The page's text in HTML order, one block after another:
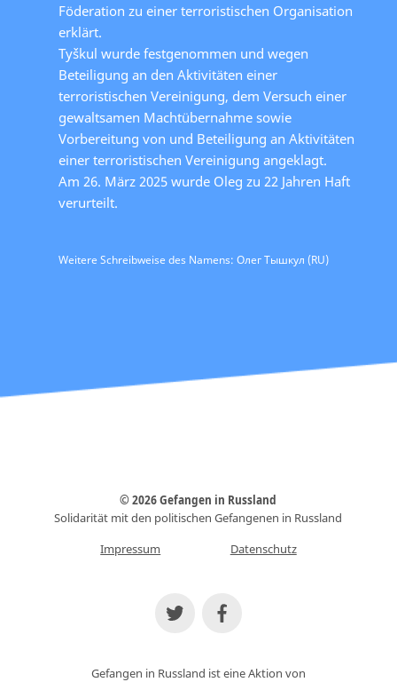
Föderation zu einer terroristischen Organisation
erklärt.
Tyškul wurde festgenommen und wegen
Beteiligung an den Aktivitäten einer
terroristischen Vereinigung, dem Versuch einer
gewaltsamen Machtübernahme sowie
Vorbereitung von und Beteiligung an Aktivitäten
einer terroristischen Vereinigung angeklagt.
Am 26. März 2025 wurde Oleg zu 22 Jahren Haft
verurteilt.
Weitere Schreibweise des Namens: Олег Тышкул (RU)
© 2026 Gefangen in Russland
Solidarität mit den politischen Gefangenen in Russland
Impressum
Datenschutz
Gefangen in Russland ist eine Aktion von